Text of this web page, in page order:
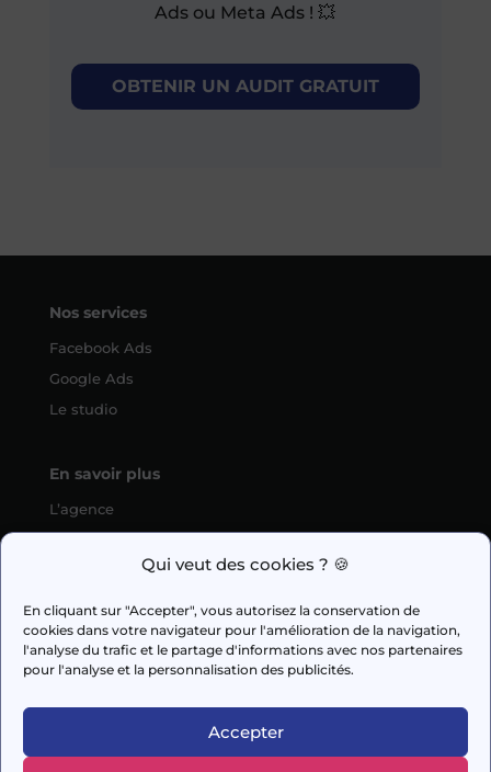
Qui veut des cookies ? 🍪
En cliquant sur "Accepter", vous autorisez la conservation de
cookies dans votre navigateur pour l'amélioration de la navigation,
l'analyse du trafic et le partage d'informations avec nos partenaires
pour l'analyse et la personnalisation des publicités.
Accepter
Ads ou Meta Ads ! 💥
OBTENIR UN AUDIT GRATUIT
Nos services
Facebook Ads
Google Ads
Le studio
En savoir plus
L’agence
  